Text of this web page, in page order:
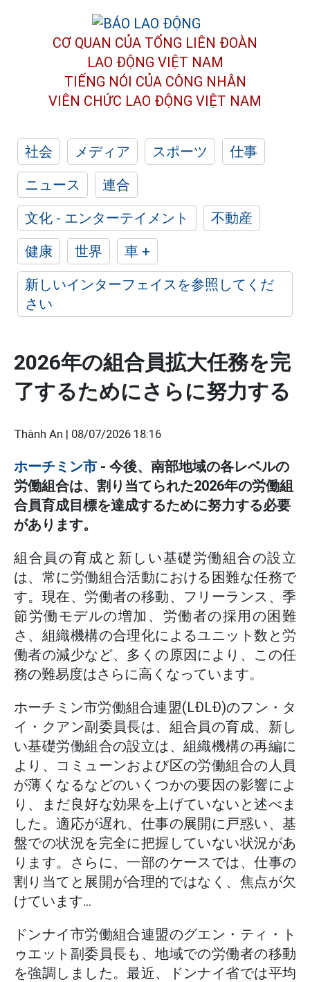
CƠ QUAN CỦA TỔNG LIÊN ĐOÀN
LAO ĐỘNG VIỆT NAM
TIẾNG NÓI CỦA CÔNG NHÂN
VIÊN CHỨC LAO ĐỘNG VIỆT NAM
社会 メディア スポーツ
仕事
ニュース
連合
文化 - エンターテイメント
不動産
健康
世界
車 +
新しいインターフェイスを参照してくだ
さい
2026年の組合員拡大任務を完
了するためにさらに努力する
Thành An | 08/07/2026 18:16
ホーチミン市 - 今後、南部地域の各レベルの
労働組合は、割り当てられた2026年の労働組
合員育成目標を達成するために努力する必要
があります。
組合員の育成と新しい基礎労働組合の設立
は、常に労働組合活動における困難な任務で
す。現在、労働者の移動、フリーランス、季
節労働モデルの増加、労働者の採用の困難
さ、組織機構の合理化によるユニット数と労
働者の減少など、多くの原因により、この任
務の難易度はさらに高くなっています。
ホーチミン市労働組合連盟(LĐLĐ)のフン・タ
イ・クアン副委員長は、組合員の育成、新し
い基礎労働組合の設立は、組織機構の再編に
より、コミューンおよび区の労働組合の人員
が薄くなるなどのいくつかの要因の影響によ
り、まだ良好な効果を上げていないと述べま
した。適応が遅れ、仕事の展開に戸惑い、基
盤での状況を完全に把握していない状況があ
ります。さらに、一部のケースでは、仕事の
割り当てと展開が合理的ではなく、焦点が欠
けています...
ドンナイ市労働組合連盟のグエン・ティ・ト
ゥエット副委員長も、地域での労働者の移動
を強調しました。最近、ドンナイ省では平均